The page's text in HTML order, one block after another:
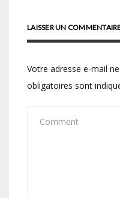
LAISSER UN
Votre adresse e-mail
obligatoires sont